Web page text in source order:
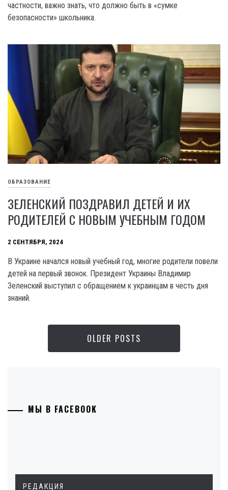
частности, важно знать, что должно быть в «сумке
безопасности» школьника.
ОБРАЗОВАНИЕ
ЗЕЛЕНСКИЙ ПОЗДРАВИЛ ДЕТЕЙ И ИХ
РОДИТЕЛЕЙ С НОВЫМ УЧЕБНЫМ ГОДОМ
2 СЕНТЯБРЯ, 2024
В Украине начался новый учебный год, многие родители повели
детей на первый звонок. Президент Украины Владимир
Зеленский выступил с обращением к украинцам в честь дня
знаний.
OLDER POSTS
МЫ В FACEBOOK
РЕДАКЦИЯ